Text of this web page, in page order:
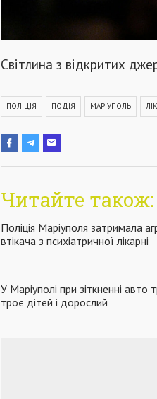
Світлина з відкритих
ПОЛІЦІЯ ПОДІЯ МАРІУПОЛЬ
Читайте також:
Поліція Маріуполя затримала
втікача з психіатричної лікарні
У Маріуполі при зіткненні авто
троє дітей і дорослий